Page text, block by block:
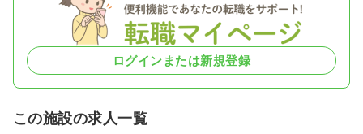
ログインまたは新規登録
この施設の求人一覧